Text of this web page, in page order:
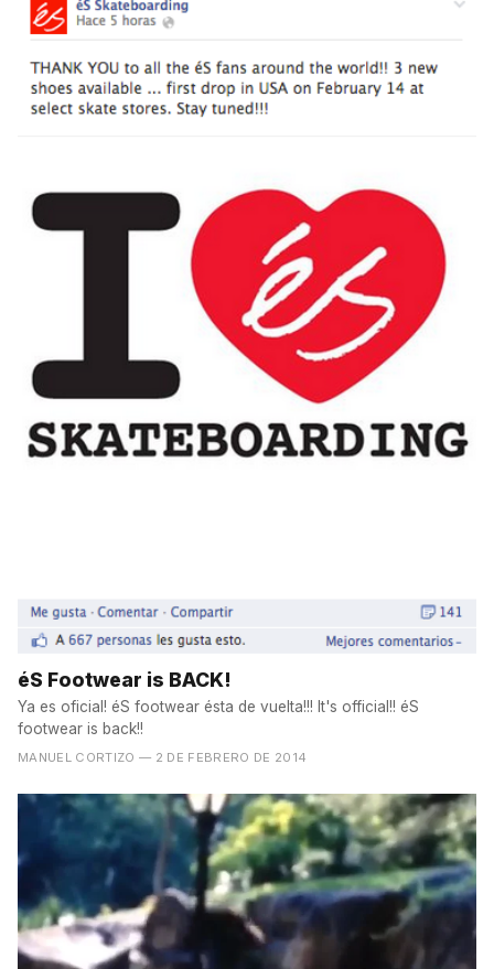
éS Footwear is BACK!
Ya es oficial! éS footwear ésta de vuelta!!! It's official!! éS
footwear is back!!
MANUEL CORTIZO — 2 DE FEBRERO DE 2014